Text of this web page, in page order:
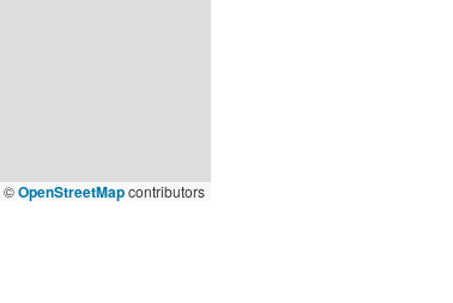
©OpenStreetMapcontributors